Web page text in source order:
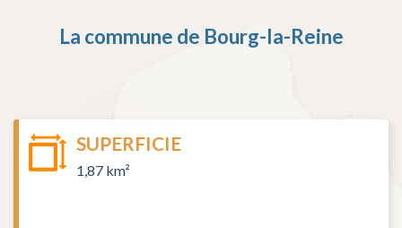
La commune de Bourg-la-Reine
SUPERFICIE
1,87 km²